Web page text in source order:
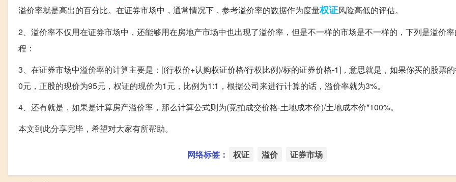
溢价率就是高出的百分比。在证券市场中，通常情况下，参考溢价率的数据作为度量权证风险高低的评估。
2、溢价率不仅用在证券市场中，还能够用在房地产市场中也出现了溢价率，但是不一样的市场是不一样的，下列是溢价
程：
3、在证券市场中溢价率的计算主要是：[(行权价+认购权证价格/行权比例)/标的证券价格-1]，意思就是，如果你买的股票
0元，正股的现价为95元，权证的现价为1元，比例为1:1，根据公司来进行计算的话，溢价率就为3%。
4、还有就是，如果是计算房产溢价率，那么计算公式则为(竞拍成交价格-土地成本价)/土地成本价*100%。
本文到此分享完毕，希望对大家有所帮助。
网络标签： 权证 溢价 证券市场